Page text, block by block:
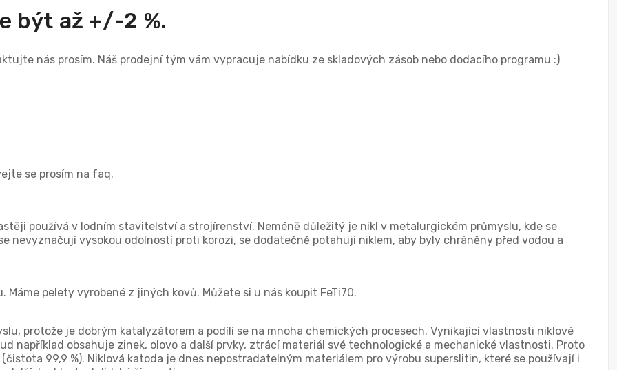
být až +/-2 %.
nás prosím. Náš prodejní tým vám vypracuje nabídku ze skladových zásob nebo dodacího programu :)
se prosím na faq.
používá v lodním stavitelství a strojírenství. Neméně důležitý je nikl v metalurgickém průmyslu, kde se
nevyznačují vysokou odolností proti korozi, se dodatečně potahují niklem, aby byly chráněny před vodou a
pelety vyrobené z jiných kovů. Můžete si u nás koupit FeTi70.
protože je dobrým katalyzátorem a podílí se na mnoha chemických procesech. Vynikající vlastnosti niklové
například obsahuje zinek, olovo a další prvky, ztrácí materiál své technologické a mechanické vlastnosti. Proto
99,9 %). Niklová katoda je dnes nepostradatelným materiálem pro výrobu superslitin, které se používají i